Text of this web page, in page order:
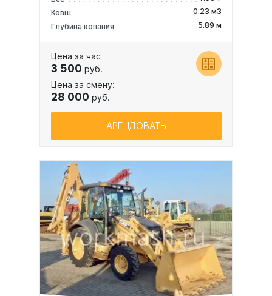
Ковш
0.23 м3
Глубина копания
5.89 м
Цена за час
3 500 руб.
Цена за смену:
28 000 руб.
АРЕНДОВАТЬ